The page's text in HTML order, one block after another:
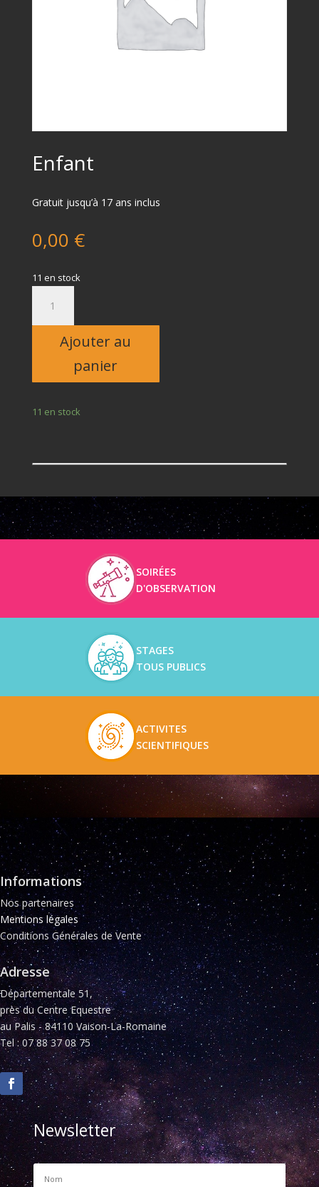
Enfant
Gratuit jusqu’à 17 ans inclus
0,00 €
11 en stock
Enfant
Ajouter au
panier
11 en stock
SOIRÉES
D'OBSERVATION
STAGES
TOUS PUBLICS
ACTIVITES
SCIENTIFIQUES
Informations
Nos partenaires
Mentions légales
Conditions Générales de Vente
Adresse
Départementale 51,
près du Centre Equestre
au Palis - 84110 Vaison-La-Romaine
Tel : 07 88 37 08 75
Newsletter